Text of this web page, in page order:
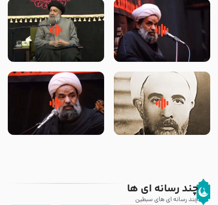
روضه جانسوز پاره های جگر امام
حسن مجتبی علیه السلام-حجت
لقب حضرت رقیه سلام الله علیها به
چه معناست – حجت الاسلام علوی
روضه‌ی مجلس یزید ملعون و
اسارت اهل‌بیت علیهم‌السلام –
سلام جوانی که امام حسین علیه
السلام خودش جوابش را دادند
چند رسانه ای ها
چند رسانه ای های سبطین